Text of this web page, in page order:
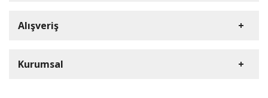
0(352) 231 92 94
Rulopak
Ermop
Alışveriş
Kurumsal